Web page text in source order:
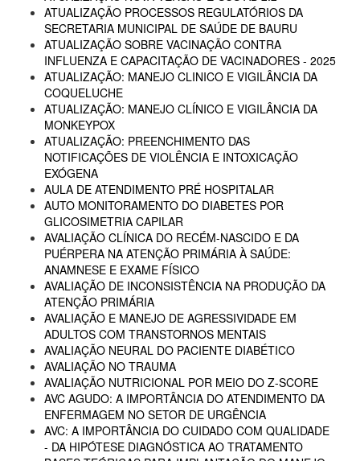
ATUALIZAÇÃO PROCESSOS REGULATÓRIOS DA
SECRETARIA MUNICIPAL DE SAÚDE DE BAURU
ATUALIZAÇÃO SOBRE VACINAÇÃO CONTRA
INFLUENZA E CAPACITAÇÃO DE VACINADORES - 2025
ATUALIZAÇÃO: MANEJO CLINICO E VIGILÂNCIA DA
COQUELUCHE
ATUALIZAÇÃO: MANEJO CLÍNICO E VIGILÂNCIA DA
MONKEYPOX
ATUALIZAÇÃO: PREENCHIMENTO DAS
NOTIFICAÇÕES DE VIOLÊNCIA E INTOXICAÇÃO
EXÓGENA
AULA DE ATENDIMENTO PRÉ HOSPITALAR
AUTO MONITORAMENTO DO DIABETES POR
GLICOSIMETRIA CAPILAR
AVALIAÇÃO CLÍNICA DO RECÉM-NASCIDO E DA
PUÉRPERA NA ATENÇÃO PRIMÁRIA À SAÚDE:
ANAMNESE E EXAME FÍSICO
AVALIAÇÃO DE INCONSISTÊNCIA NA PRODUÇÃO DA
ATENÇÃO PRIMÁRIA
AVALIAÇÃO E MANEJO DE AGRESSIVIDADE EM
ADULTOS COM TRANSTORNOS MENTAIS
AVALIAÇÃO NEURAL DO PACIENTE DIABÉTICO
AVALIAÇÃO NO TRAUMA
AVALIAÇÃO NUTRICIONAL POR MEIO DO Z-SCORE
AVC AGUDO: A IMPORTÂNCIA DO ATENDIMENTO DA
ENFERMAGEM NO SETOR DE URGÊNCIA
AVC: A IMPORTÂNCIA DO CUIDADO COM QUALIDADE
- DA HIPÓTESE DIAGNÓSTICA AO TRATAMENTO